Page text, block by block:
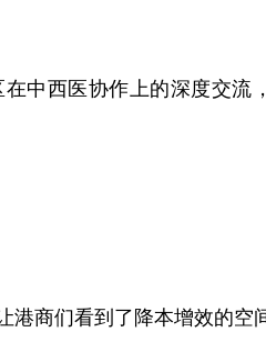
西医协作上的深度交流
商们看到了降本增效的空间